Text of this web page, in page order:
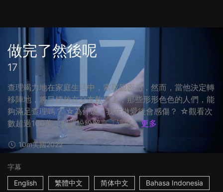
做完了然後呢
17
查理竭力地在家庭生活中，索取親密感，然而，當他決定轉
移陣地，將目標放在交友軟體上，那些形形色色的人們，能
夠滿足查理嗎？ ☆為什麼，我在做愛後會感傷？ ☆觀看次
數超過160萬，觀眾紛紛留言「這就... 更多
10m美國2022
字幕
English
繁體中文 简体中文 Bahasa Indonesia